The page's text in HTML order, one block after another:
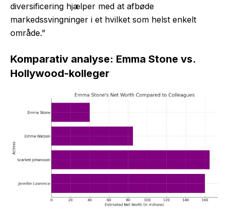
diversificering hjælper med at afbøde
markedssvingninger i et hvilket som helst enkelt
område.”
Komparativ analyse: Emma Stone vs.
Hollywood-kolleger